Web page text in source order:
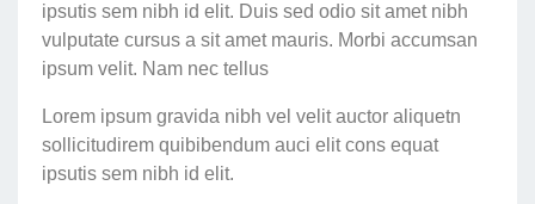
ipsutis sem nibh id elit. Duis sed odio sit amet nibh
vulputate cursus a sit amet mauris. Morbi accumsan
ipsum velit. Nam nec tellus
Lorem ipsum gravida nibh vel velit auctor aliquetn
sollicitudirem quibibendum auci elit cons equat
ipsutis sem nibh id elit.